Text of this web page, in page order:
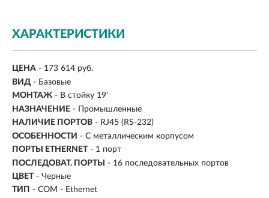
ХАРАКТЕРИСТИКИ
ЦЕНА - 173 614 руб.
ВИД - Базовые
МОНТАЖ - В стойку 19'
НАЗНАЧЕНИЕ - Промышленные
НАЛИЧИЕ ПОРТОВ - RJ45 (RS-232)
ОСОБЕННОСТИ - С металлическим корпусом
ПОРТЫ ETHERNET - 1 порт
ПОСЛЕДОВАТ. ПОРТЫ
- 16 последовательных портов
ЦВЕТ - Черные
ТИП - COM - Ethernet